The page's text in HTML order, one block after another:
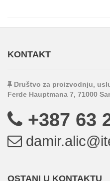
KONTAKT
Društvo za proizvodnju,
Ferde Hauptmana 7, 71000
+387 63
OSTANI U KONTAKTU